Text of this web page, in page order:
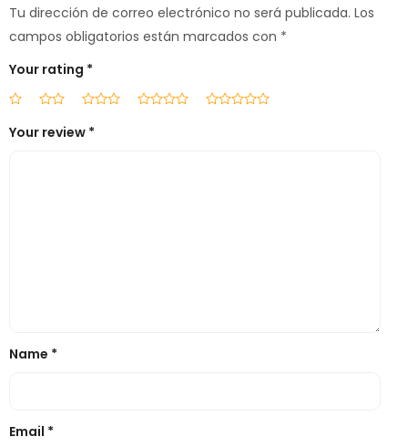
Tu dirección de correo electrónico no será publicada. Los
campos obligatorios están marcados con *
Your rating *
Your review *
Name *
Email *